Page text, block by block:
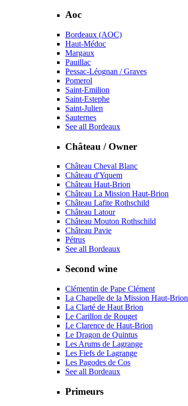
Aoc
Bordeaux (AOC)
Haut-Médoc
Margaux
Pauillac
Pessac-Léognan / Graves
Pomerol
Saint-Emilion
Saint-Estephe
Saint-Julien
Sauternes
See all Bordeaux
Château / Owner
Château Cheval Blanc
Château d'Yquem
Château Haut-Brion
Château La Mission Haut-Brion
Château Lafite Rothschild
Château Latour
Château Mouton Rothschild
Château Pavie
Pétrus
See all Bordeaux
Second wine
Clémentin de Pape Clément
La Chapelle de la Mission Haut-Brion
La Clarté de Haut Brion
Le Carillon de Rouget
Le Clarence de Haut-Brion
Le Dragon de Quintus
Les Arums de Lagrange
Les Fiefs de Lagrange
Les Pagodes de Cos
See all Bordeaux
Primeurs